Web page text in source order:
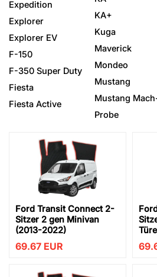
Expedition
Explorer
Explorer EV
F-150
F-350 Super Duty
Fiesta
Fiesta Active
KA+
Kuga
Maverick
Mondeo
Mustang
Mustang
Probe
Ford Transit Connect 2-
Sitzer 2 gen Minivan
(2013-2022)
69.67 EUR